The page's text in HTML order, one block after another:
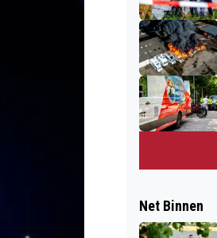
Net Binnen